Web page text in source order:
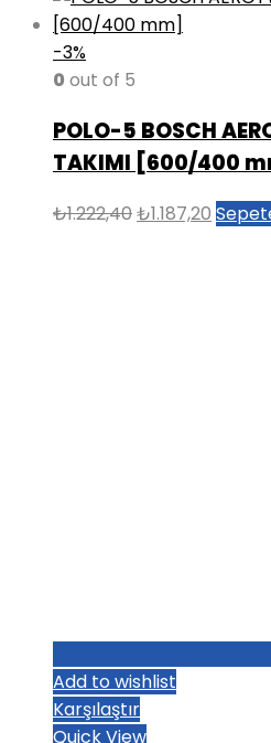
-3%
0 out of 5
POLO-5 BOSCH
TAKIMI [600/400
₺1.222,40Orijinal
₺1.187,20 Şu
Add to wishlist
Karşılaştır
Quick View